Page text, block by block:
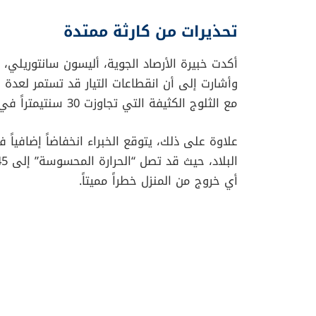
تحذيرات من كارثة ممتدة
أكدت خبيرة الأرصاد الجوية، أليسون
وأشارت إلى أن انقطاعات التيار قد تستمر لعدة
مع الثلوج الكثيفة التي تجاوزت 30 سنتيمتراً في بعض الولايات.
علاوة على ذلك، يتوقع الخبراء انخفاضاً
أي خروج من المنزل خطراً مميتاً.